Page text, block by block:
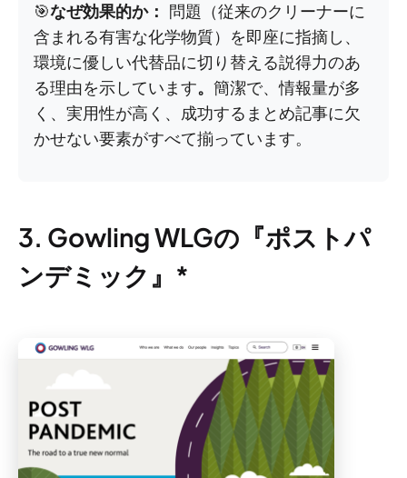
🎯なぜ効果的か：
問題（従来のクリーナーに
含まれる有害な化学物質）を即座に指摘し、
環境に優しい代替品に切り替える説得力のあ
る理由を示しています。 簡潔で、情報量が多
く、実用性が高く、成功するまとめ記事に欠
かせない要素がすべて揃っています。
3. Gowling WLGの『ポストパ
ンデミック』*